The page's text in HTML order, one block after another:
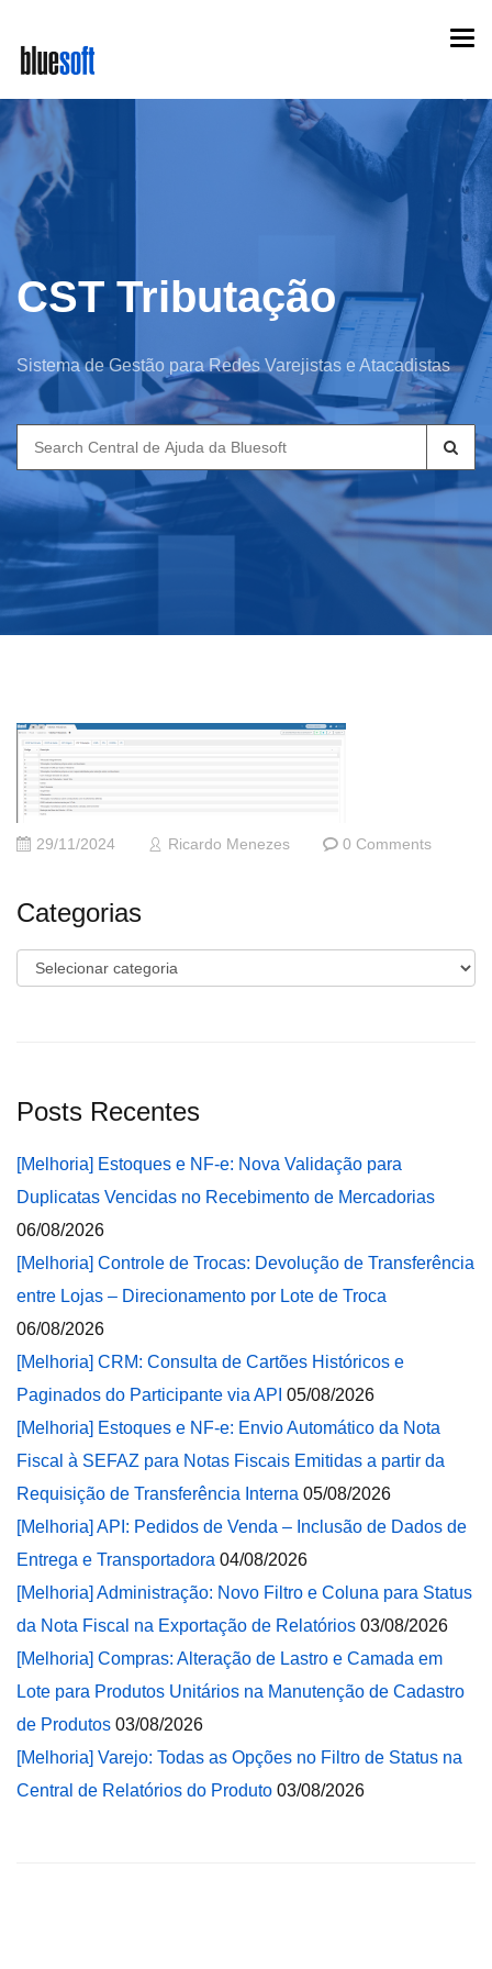
main
content
CST Tributação
Sistema de Gestão para Redes Varejistas e Atacadistas
Search
for:
29/11/2024 Ricardo Menezes 0 Comments
Categorias
Categorias
Posts Recentes
[Melhoria] Estoques e NF-e: Nova Validação para
Duplicatas Vencidas no Recebimento de Mercadorias
06/08/2026
[Melhoria] Controle de Trocas: Devolução de Transferência
entre Lojas – Direcionamento por Lote de Troca
06/08/2026
[Melhoria] CRM: Consulta de Cartões Históricos e
Paginados do Participante via API 05/08/2026
[Melhoria] Estoques e NF-e: Envio Automático da Nota
Fiscal à SEFAZ para Notas Fiscais Emitidas a partir da
Requisição de Transferência Interna 05/08/2026
[Melhoria] API: Pedidos de Venda – Inclusão de Dados de
Entrega e Transportadora 04/08/2026
[Melhoria] Administração: Novo Filtro e Coluna para Status
da Nota Fiscal na Exportação de Relatórios 03/08/2026
[Melhoria] Compras: Alteração de Lastro e Camada em
Lote para Produtos Unitários na Manutenção de Cadastro
de Produtos 03/08/2026
[Melhoria] Varejo: Todas as Opções no Filtro de Status na
Central de Relatórios do Produto 03/08/2026